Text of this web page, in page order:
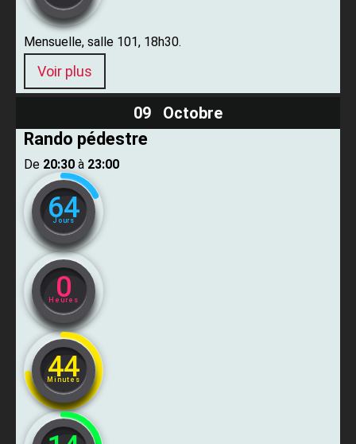
Mensuelle, salle 101, 18h30.
Voir plus
09 Octobre
Rando pédestre
De ​ 20:30 ​ à ​ 23:00
64
Jours
0
Heures
44
Minutes